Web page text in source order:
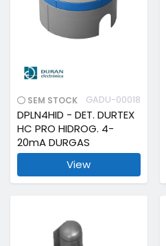
SEM STOCK GADU-00018
DPLN4HID - DET. DURTEX
HC PRO HIDROG. 4-
20mA DURGAS
View